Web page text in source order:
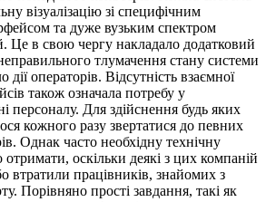
візуалізацію зі специфічним
та дуже вузьким спектром
Це в свою чергу накладало додатковий
тлумачення стану системи
операторів. Відсутність взаємної
також означала потребу у
персоналу. Для здійснення будь яких
кожного разу звертатися до певних
Однак часто необхідну технічну
оскільки деякі з цих компаній
втратили працівників, знайомих з
Порівняно прості завдання, такі як